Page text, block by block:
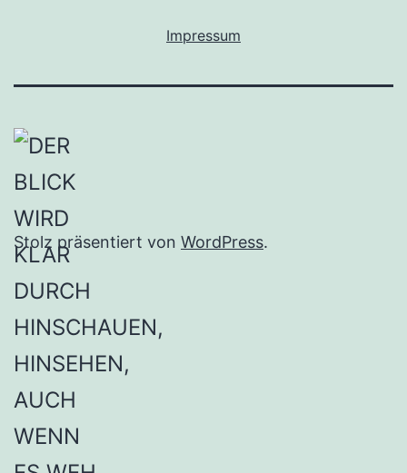
Impressum
Stolz präsentiert von WordPress.